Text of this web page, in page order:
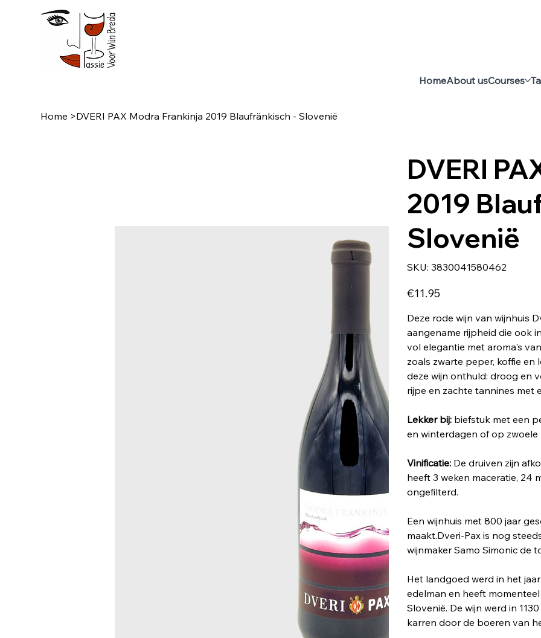
HomeAbout usCourses
Home >DVERI PAX Modra Frankinja 2019 Blaufränkisch - Slovenië
DVERI
2019
Slovenië
SKU: 3830041580462
3830041580462
€11.95
Deze rode wijn van wijnhuis
aangename rijpheid die ook
vol elegantie met aroma's
zoals zwarte peper, koffie
deze wijn onthuld: droog en
rijpe en zachte tannines met
Lekker bij:biefstuk met een
en winterdagen of op zwoele
Vinificatie: De druiven zijn
heeft 3 weken maceratie, 24
ongefilterd.
Een wijnhuis met 800 jaar
maakt.Dveri-Pax is nog
wijnmaker Samo Simonic de
Het landgoed werd in het
edelman en heeft
Slovenië. De wijn werd in
karren door de boeren van